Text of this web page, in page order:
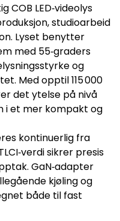
COB LED‑videolys
studioarbeid
Lyset benytter
med 55‑graders
og
Med opptil 115 000
det ytelse på nivå
i et mer kompakt og
kontinuerlig fra
sikrer presis
GaN‑adapter
kjøling og
både til fast